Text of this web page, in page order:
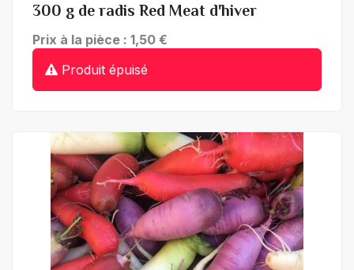
300 g de radis Red Meat d'hiver
Prix à la pièce : 1,50 €
Produit épuisé